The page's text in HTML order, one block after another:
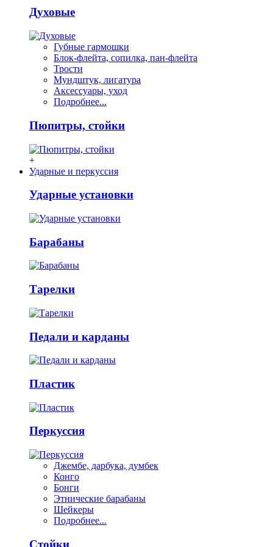
Духовые
Губные гармошки
Блок-флейта, сопилка, пан-флейта
Трости
Мундштук, лигатура
Аксессуары, уход
Подробнее...
Пюпитры, стойки
+
Ударные и перкуссия
Ударные установки
Барабаны
Тарелки
Педали и карданы
Пластик
Перкуссия
Джембе, дарбука, думбек
Конго
Бонги
Этнические барабаны
Шейкеры
Подробнее...
Стойки